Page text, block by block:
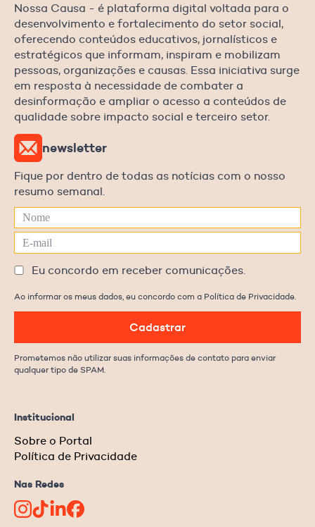
Nossa Causa - é plataforma digital voltada para o
desenvolvimento e fortalecimento do setor social,
oferecendo conteúdos educativos, jornalísticos e
estratégicos que informam, inspiram e mobilizam
pessoas, organizações e causas. Essa iniciativa surge
em resposta à necessidade de combater a
desinformação e ampliar o acesso a conteúdos de
qualidade sobre impacto social e terceiro setor.
Institucional
Sobre o Portal
Política de Privacidade
Nas Redes
newsletter
Fique por dentro de todas as notícias com o nosso
resumo semanal.
Eu concordo em receber comunicações.
Ao informar os meus dados, eu concordo com a Política de Privacidade.
Cadastrar
Prometemos não utilizar suas informações de contato para enviar
qualquer tipo de SPAM.